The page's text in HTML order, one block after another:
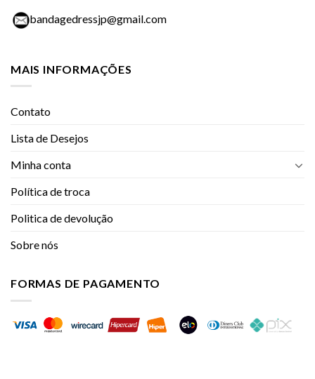
bandagedressjp@gmail.com
MAIS INFORMAÇÕES
Contato
Lista de Desejos
Minha conta
Política de troca
Politica de devolução
Sobre nós
FORMAS DE PAGAMENTO